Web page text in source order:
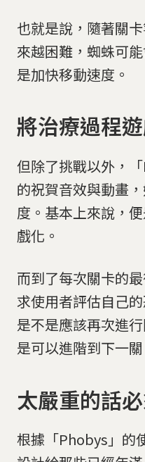
也就是說，隨著關
來越困難，蜘蛛可
是加快移動速度。
將治療過程
但除了挑戰以外，
的祝賀音效與動畫
度。基本上來說，
戲化。
而到了每次關卡的
求使用者評估自己
是不是應該再次進
是可以進階到下一關
太嚴重的話
根據「Phobys」的